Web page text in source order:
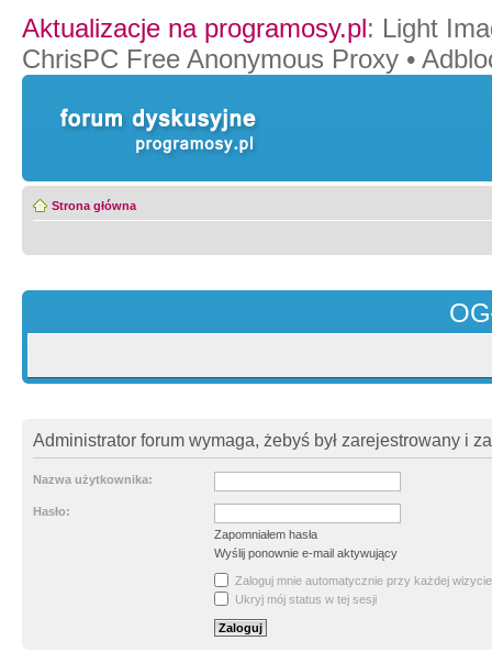
Aktualizacje na programosy.pl: Light
ChrisPC Free Anonymous Proxy •
Strona główna
Administrator forum wymaga, żebyś był zarejestrowany i
Nazwa użytkownika:
Hasło:
Zapomniałem hasła
Wyślij ponownie e-mail aktywujący
Zaloguj mnie automatycznie przy każdej wizycie
Ukryj mój status w tej sesji